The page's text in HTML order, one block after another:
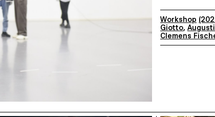
Workshop
Giotto,
Clemens